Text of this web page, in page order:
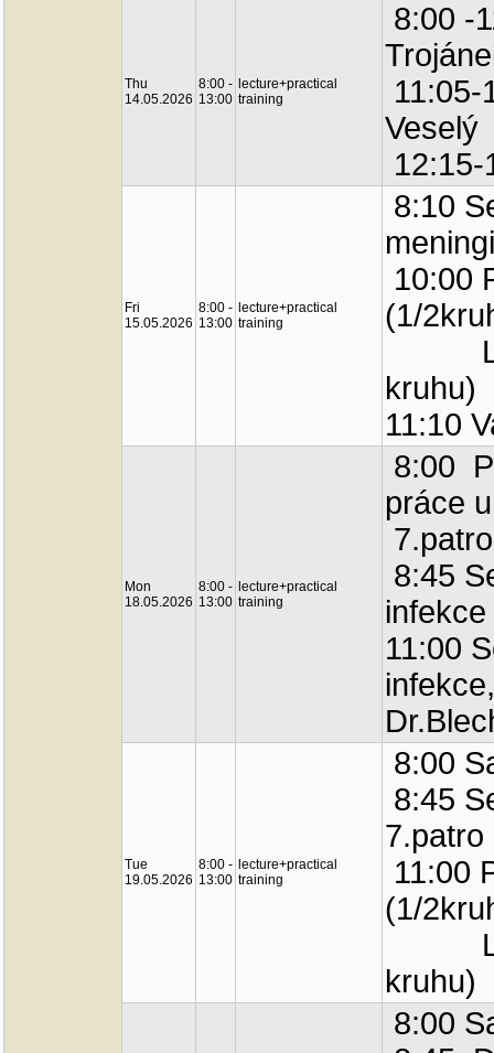
Thu
14.05.2026
8:00 -
13:00
lecture+practical
training
8:00 -
11:05-
Veselý
12:15-
Fri
15.05.2026
8:00 -
13:00
lecture+practical
training
8:10
10:00
(1/
11:10
Mon
18.05.2026
8:00 -
13:00
lecture+practical
training
8:00
práce
7.patro
8:45
11:00
Tue
19.05.2026
8:00 -
13:00
lecture+practical
training
8:00
8:45
7.patro
11:00
(1/
kruhu)
8:00